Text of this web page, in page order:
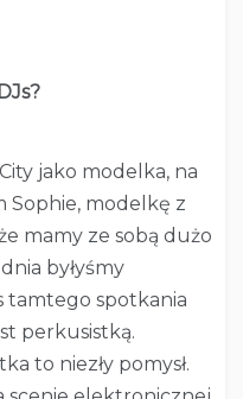
jako modelka, na
Sophie, modelkę z
mamy ze sobą dużo
byłyśmy
tamtego spotkania
perkusistką.
to niezły pomysł.